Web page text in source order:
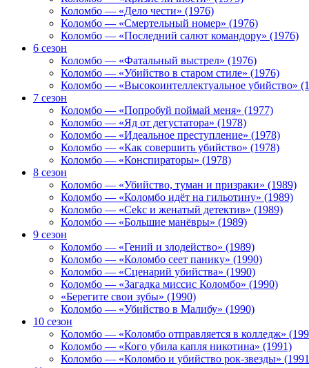
Коломбо — «Дело чести» (1976)
Коломбо — «Смертельный номер» (1976)
Коломбо — «Последний салют командору» (1976)
6 сезон
Коломбо — «Фатальный выстрел» (1976)
Коломбо — «Убийство в старом стиле» (1976)
Коломбо — «Высокоинтеллектуальное убийство»
7 сезон
Коломбо — «Попробуй поймай меня» (1977)
Коломбо — «Яд от дегустатора» (1978)
Коломбо — «Идеальное преступление» (1978)
Коломбо — «Как совершить убийство» (1978)
Коломбо — «Конспираторы» (1978)
8 сезон
Коломбо — «Убийство, туман и призраки» (1989)
Коломбо — «Коломбо идёт на гильотину» (1989)
Коломбо — «Cekc и женатый детектив» (1989)
Коломбо — «Большие манёвры» (1989)
9 сезон
Коломбо — «Гений и злодейство» (1989)
Коломбо — «Коломбо сеет панику» (1990)
Коломбо — «Сценарий убийства» (1990)
Коломбо — «Загадка миссис Коломбо» (1990)
«Берегите свои зубы» (1990)
Коломбо — «Убийство в Малибу» (1990)
10 сезон
Коломбо — «Коломбо отправляется в колледж»
Коломбо — «Кого убила капля никотина» (1991)
Коломбо — «Коломбо и убийство рок-звезды»